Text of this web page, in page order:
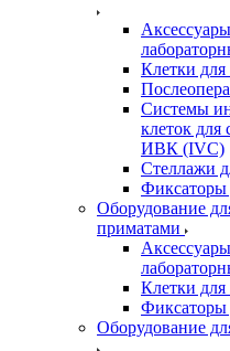
Клетки
Системы
клеток
ИВК (IVC)
Стеллажи
Фиксаторы
Оборудование
приматами
Клетки
Фиксаторы
Оборудование